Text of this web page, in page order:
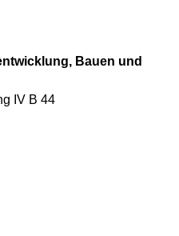
Bauen und
IV B 44